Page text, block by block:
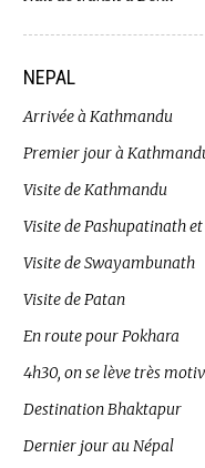
NEPAL
Arrivée à Kathmandu
Premier jour à
Visite de Kathmandu
Visite de Pashupatinath
Visite de Swayambunath
Visite de Patan
En route pour Pokhara
4h30, on se lève très
Destination Bhaktapur
Dernier jour au Népal